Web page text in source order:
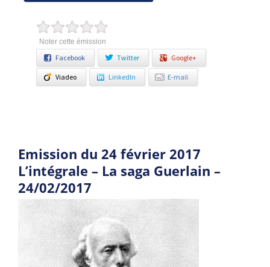
Noter cette émission
Facebook Twitter Google+
Viadeo LinkedIn E-mail
Emission du 24 février 2017
L’intégrale – La saga Guerlain –
24/02/2017